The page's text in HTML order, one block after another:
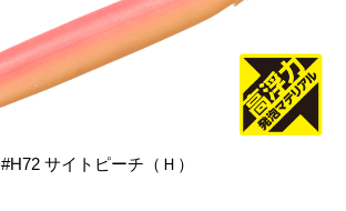
#H72 サイトピーチ（Ｈ）